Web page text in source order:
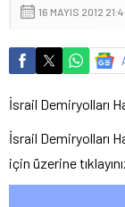
16 MAYIS 2012
İsrail Demiryolları
İsrail Demiryolları
için üzerine